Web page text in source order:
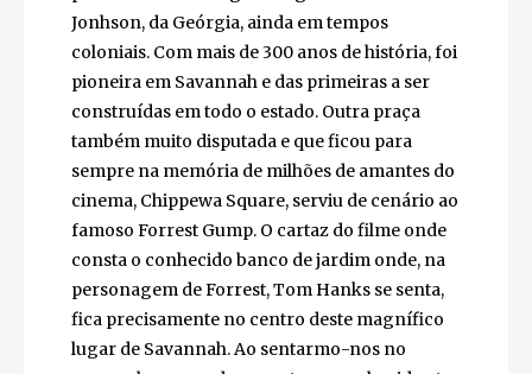
recantos e praças, uma das mais conhecidas
situada apenas a dois quarteirões de River
Street, e prestando homenagem ao
governador Jonhson, da Geórgia, ainda em
tempos coloniais. Com mais de 300 anos de
história, foi pioneira em Savannah e das
primeiras a ser construídas em todo o
estado. Outra praça também muito disputada
e que ficou para sempre na memória de
milhões de amantes do cinema, Chippewa
Square, serviu de cenário ao famoso Forrest
Gump. O cartaz do filme onde consta o